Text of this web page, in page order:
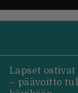
Lapset
– päävoitto